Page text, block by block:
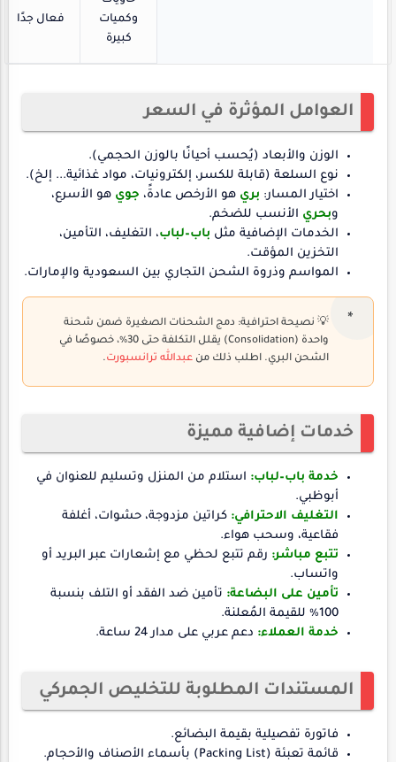
وكميات
كبيرة
فعال جدًا
العوامل المؤثرة في السعر
الوزن والأبعاد (يُحسب أحيانًا بالوزن الحجمي).
نوع السلعة (قابلة للكسر، إلكترونيات، مواد غذائية... إلخ).
اختيار المسار: بري هو الأرخص عادةً، جوي هو الأسرع،
وبحري الأنسب للضخم.
الخدمات الإضافية مثل باب–لباب، التغليف، التأمين،
التخزين المؤقت.
المواسم وذروة الشحن التجاري بين السعودية والإمارات.
💡 نصيحة احترافية: دمج الشحنات الصغيرة ضمن شحنة
واحدة (Consolidation) يقلل التكلفة حتى 30٪، خصوصًا في
الشحن البري. اطلب ذلك من عبدالله ترانسبورت.
خدمات إضافية مميزة
خدمة باب–لباب: استلام من المنزل وتسليم للعنوان في
أبوظبي.
التغليف الاحترافي: كراتين مزدوجة، حشوات، أغلفة
فقاعية، وسحب هواء.
تتبع مباشر: رقم تتبع لحظي مع إشعارات عبر البريد أو
واتساب.
تأمين على البضاعة: تأمين ضد الفقد أو التلف بنسبة
100٪ للقيمة المُعلنة.
خدمة العملاء: دعم عربي على مدار 24 ساعة.
المستندات المطلوبة للتخليص الجمركي
فاتورة تفصيلية بقيمة البضائع.
قائمة تعبئة (Packing List) بأسماء الأصناف والأحجام.